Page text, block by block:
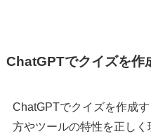
ChatGPTでクイズを作
ChatGPTでクイズを作成
方やツールの特性を正し